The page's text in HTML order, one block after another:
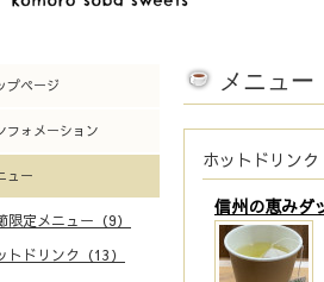
メニュー
ホットドリンク
信州の恵みダ
プページ
フォメーション
ュー
限定メニュー（9）
トドリンク（13）